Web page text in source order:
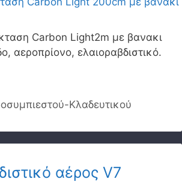
Carbon Light2m με βανακι
αεροπρίονο, ελαιοραβδιστικό.
Κλαδευτικού
αέρος V7